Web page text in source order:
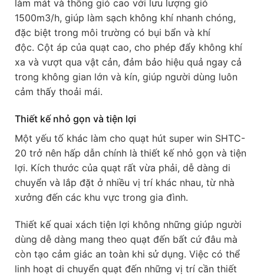
làm mát và thông gió cao với lưu lượng gió
1500m3/h, giúp làm sạch không khí nhanh chóng,
đặc biệt trong môi trường có bụi bẩn và khí
độc. Cột áp của quạt cao, cho phép đẩy không khí
xa và vượt qua vật cản, đảm bảo hiệu quả ngay cả
trong không gian lớn và kín, giúp người dùng luôn
cảm thấy thoải mái.
Thiết kế nhỏ gọn và tiện lợi
Một yếu tố khác làm cho quạt hút super win SHTC-
20 trở nên hấp dẫn chính là thiết kế nhỏ gọn và tiện
lợi. Kích thước của quạt rất vừa phải, dễ dàng di
chuyển và lắp đặt ở nhiều vị trí khác nhau, từ nhà
xưởng đến các khu vực trong gia đình.
Thiết kế quai xách tiện lợi không những giúp người
dùng dễ dàng mang theo quạt đến bất cứ đâu mà
còn tạo cảm giác an toàn khi sử dụng. Việc có thể
linh hoạt di chuyển quạt đến những vị trí cần thiết